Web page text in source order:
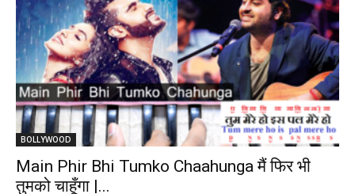
BOLLYWOOD
Main Phir Bhi Tumko Chaahunga मैं फिर भी
तुमको चाहूँगा |...